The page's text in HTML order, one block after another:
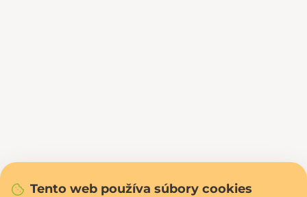
Tento web používa súbory cookies